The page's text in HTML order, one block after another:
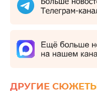
ДРУГИЕ СЮЖЕТЫ